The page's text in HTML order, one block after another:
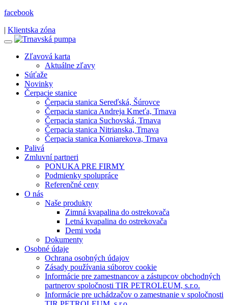
facebook
| Klientska zóna
Zľavová karta
Aktuálne zľavy
Súťaže
Novinky
Čerpacie stanice
Čerpacia stanica Sereďská, Šúrovce
Čerpacia stanica Andreja Kmeťa, Trnava
Čerpacia stanica Suchovská, Trnava
Čerpacia stanica Nitrianska, Trnava
Čerpacia stanica Koniarekova, Trnava
Palivá
Zmluvní partneri
PONUKA PRE FIRMY
Podmienky spolupráce
Referenčné ceny
O nás
Naše produkty
Zimná kvapalina do ostrekovača
Letná kvapalina do ostrekovača
Demi voda
Dokumenty
Osobné údaje
Ochrana osobných údajov
Zásady používania súborov cookie
Informácie pre zamestnancov a zástupcov obchodných
partnerov spoločnosti TIR PETROLEUM, s.r.o.
Informácie pre uchádzačov o zamestnanie v spoločnosti